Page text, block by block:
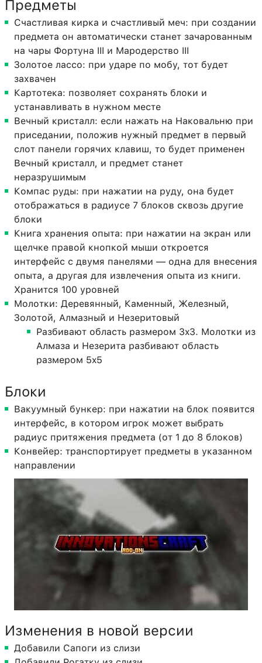
Предметы
Счастливая кирка и счастливый меч: при создании
предмета он автоматически станет зачарованным
на чары Фортуна III и Мародерство III
Золотое лассо: при ударе по мобу, тот будет
захвачен
Картотека: позволяет сохранять блоки и
устанавливать в нужном месте
Вечный кристалл: если нажать на Наковальню при
приседании, положив нужный предмет в первый
слот панели горячих клавиш, то будет применен
Вечный кристалл, и предмет станет
неразрушимым
Компас руды: при нажатии на руду, она будет
отображаться в радиусе 7 блоков сквозь другие
блоки
Книга хранения опыта: при нажатии на экран или
щелчке правой кнопкой мыши откроется
интерфейс с двумя панелями — одна для внесения
опыта, а другая для извлечения опыта из книги.
Хранится 100 уровней
Молотки: Деревянный, Каменный, Железный,
Золотой, Алмазный и Незеритовый
Разбивают область размером 3x3. Молотки из
Алмаза и Незерита разбивают область
размером 5x5
Блоки
Вакуумный бункер: при нажатии на блок появится
интерфейс, в котором игрок может выбрать
радиус притяжения предмета (от 1 до 8 блоков)
Конвейер: транспортирует предметы в указанном
направлении
Изменения в новой версии
Добавили Сапоги из слизи